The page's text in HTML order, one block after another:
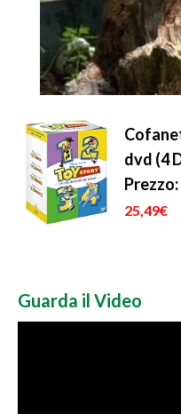
dvd (4
Prezzo:
25,49€
Guarda il Video